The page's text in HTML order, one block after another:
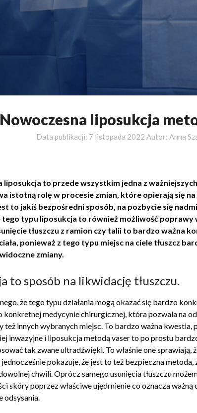
Nowoczesna liposukcja
Data publikacji: 7 listopada 2022 Autor:Anna
liposukcja to przede wszystkim jedna z
istotną rolę w procesie zmian, które opierają się
to jakiś bezpośredni sposób, na pozbycie się
tego typu liposukcja to również możliwość poprawy
tłuszczu z ramion czy talii to bardzo ważna
ponieważ z tego typu miejsc na ciele tłuszcz
zmiany.
to sposób na likwidację tłuszczu.
że tego typu działania mogą okazać się bardzo
konkretnej medycynie chirurgicznej, która pozwala na
też innych wybranych miejsc. To bardzo ważna kwestia,
inwazyjne i liposukcja metodą vaser to po prostu
tak zwane ultradźwięki. To właśnie one sprawiają,
pokazuje, że jest to też bezpieczna
chwili. Oprócz samego usunięcia tłuszczu
skóry poprzez właściwe ujędrnienie co oznacza
odsysania.